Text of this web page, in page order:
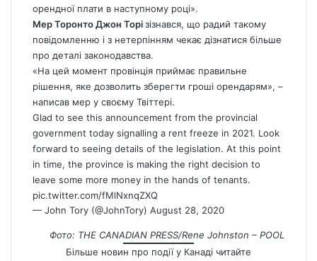
орендної плати в наступному році».
Мер Торонто Джон Торізізнався, що радий такому
повідомленню і з нетерпінням чекає дізнатися більше
про деталі законодавства.
«На цей момент провінція приймає правильне
рішення, яке дозволить зберегти гроші орендарям», –
написав мер у своєму Твіттері.
Glad to see this announcement from the provincial
government today signalling a rent freeze in 2021. Look
forward to seeing details of the legislation. At this point
in time, the province is making the right decision to
leave some more money in the hands of tenants.
pic.twitter.com/fMlNxnqZXQ
— John Tory (@JohnTory) August 28, 2020
Фото: THE CANADIAN PRESS/Rene Johnston – POOL
Більше новин про події у Канаді читайте